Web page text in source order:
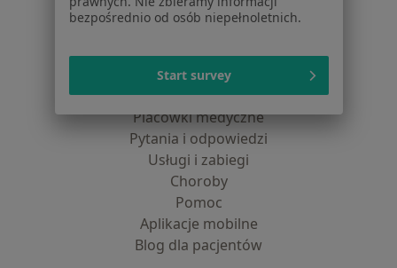
Centrum prasowe
Kontakt
Dla pacjentów
Lekarze
Placówki medyczne
Pytania i odpowiedzi
Usługi i zabiegi
Choroby
Pomoc
Aplikacje mobilne
Blog dla pacjentów
bezpośrednio od osób niepełnoletnich.
Start survey